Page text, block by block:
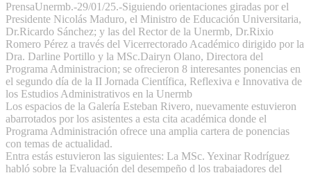
PrensaUnermb.-29/01/25.-Siguiendo orientaciones giradas por el
Presidente Nicolás Maduro, el Ministro de Educación Universitaria,
Dr.Ricardo Sánchez; y las del Rector de la Unermb, Dr.Rixio
Romero Pérez a través del Vicerrectorado Académico dirigido por la
Dra. Darline Portillo y la MSc.Dairyn Olano, Directora del
Programa Administracion; se ofrecieron 8 interesantes ponencias en
el segundo día de la II Jornada Científica, Reflexiva e Innovativa de
los Estudios Administrativos en la Unermb
Los espacios de la Galería Esteban Rivero, nuevamente estuvieron
abarrotados por los asistentes a esta cita académica donde el
Programa Administración ofrece una amplia cartera de ponencias
con temas de actualidad.
Entra estás estuvieron las siguientes: La MSc. Yexinar Rodríguez
habló sobre la Evaluación del desempeño d los trabajadores del